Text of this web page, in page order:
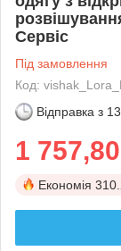
Сервіс
Під замовлення
Код:
Відправка з
1 757,80
Економія